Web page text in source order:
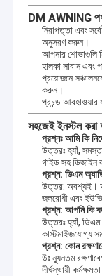
DM AWNING
নিরাপত্তা এবং
অনুসরণ করুন।
আপনার শোভাগুলি
হালকা সাবান এবং
প্রয়োজনে
করুন।
প্রচন্ড আবহাওয়ার
সহজেই ইনস্টল করা
প্রশ্নঃ আমি কি
উত্তরঃ হ্যাঁ,
গাইড সহ ডিজাইন
প্রশ্ন: ডিএম
উত্তর: অবশ্যই।
জলরোধী এবং
প্রশ্ন: আপনি কি
উত্তরঃ হ্যাঁ,
কাস্টমাইজযোগ্য
প্রশ্ন: কোন
উঃ ন্যূনতম
দীর্ঘস্থায়ী